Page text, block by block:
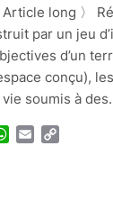
long 〉
par un jeu
d’un
conçu),
soumis à
WhatsApp
Email